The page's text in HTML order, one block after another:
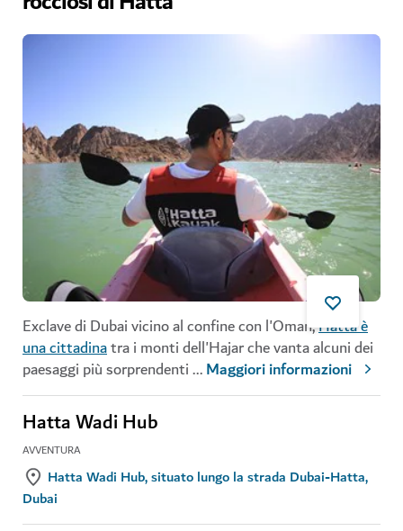
Exclave di Dubai vicino al confine con l'Oman,Hatta è
una cittadinatra i monti dell'Hajar che vanta alcuni dei
paesaggi più sorprendenti...Maggiori informazioni
Hatta Wadi Hub
AVVENTURA
Hatta Wadi Hub, situato lungo la strada Dubai-Hatta,
Dubai